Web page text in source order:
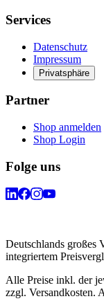
Services
Datenschutz
Impressum
Privatsphäre
Partner
Shop anmelden
Shop Login
Folge uns
Deutschlands großes
integriertem
Alle Preise inkl. der
zzgl. Versandkosten.